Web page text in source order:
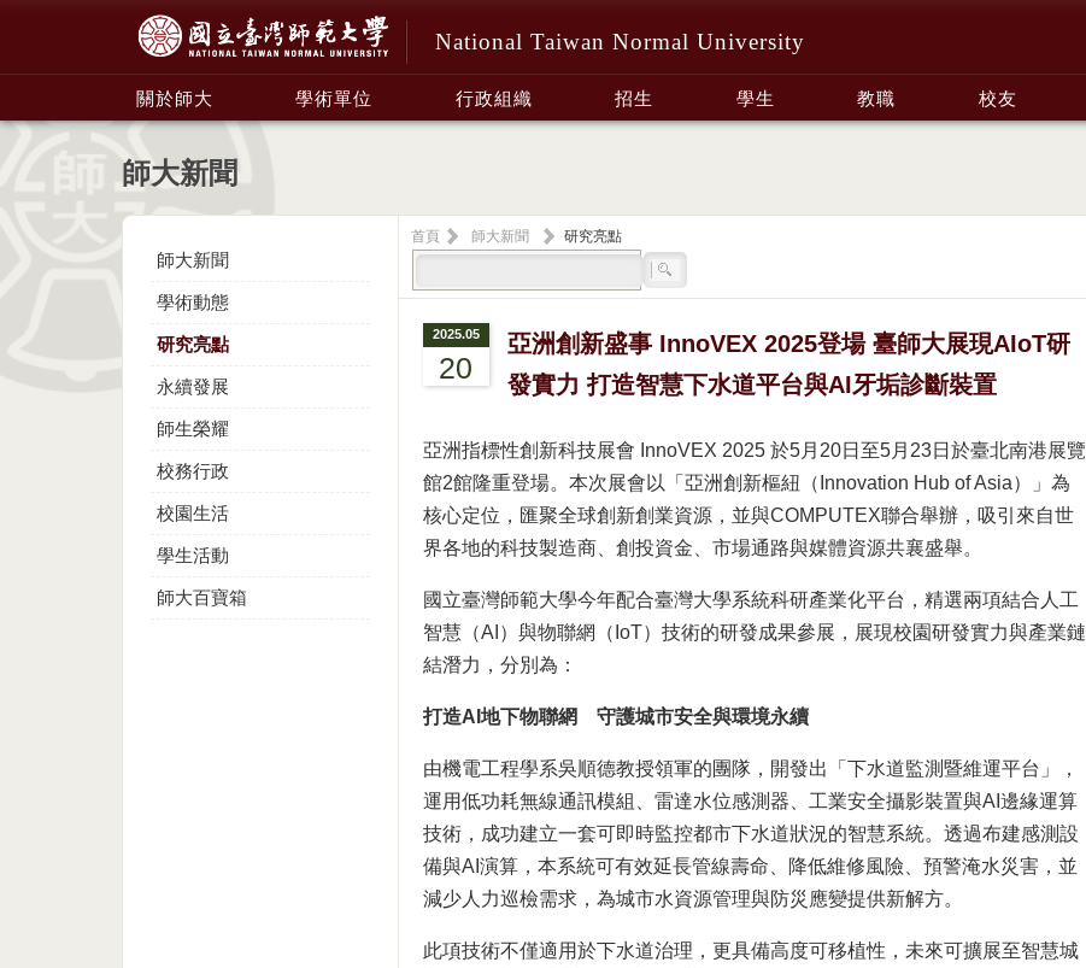
National Taiwan Normal University
關於師大 學術單位 行政組織 招生 學生 教職 校友
師大新聞
師大新聞
學術動態
研究亮點
永續發展
師生榮耀
校務行政
校園生活
學生活動
師大百寶箱
首頁 師大新聞
研究亮點
2025.05
20
亞洲創新盛事 InnoVEX 2025登場 臺師大展現AIoT研
發實力 打造智慧下水道平台與AI牙垢診斷裝置
亞洲指標性創新科技展會 InnoVEX 2025 於5月20日至5月23日於臺北南港展覽
館2館隆重登場。本次展會以「亞洲創新樞紐（Innovation Hub of Asia）」為
核心定位，匯聚全球創新創業資源，並與COMPUTEX聯合舉辦，吸引來自世
界各地的科技製造商、創投資金、市場通路與媒體資源共襄盛舉。
國立臺灣師範大學今年配合臺灣大學系統科研產業化平台，精選兩項結合人工
智慧（AI）與物聯網（IoT）技術的研發成果參展，展現校園研發實力與產業鏈
結潛力，分別為：
打造AI地下物聯網 守護城市安全與環境永續
由機電工程學系吳順德教授領軍的團隊，開發出「下水道監測暨維運平台」，
運用低功耗無線通訊模組、雷達水位感測器、工業安全攝影裝置與AI邊緣運算
技術，成功建立一套可即時監控都市下水道狀況的智慧系統。透過布建感測設
備與AI演算，本系統可有效延長管線壽命、降低維修風險、預警淹水災害，並
減少人力巡檢需求，為城市水資源管理與防災應變提供新解方。
此項技術不僅適用於下水道治理，更具備高度可移植性，未來可擴展至智慧城